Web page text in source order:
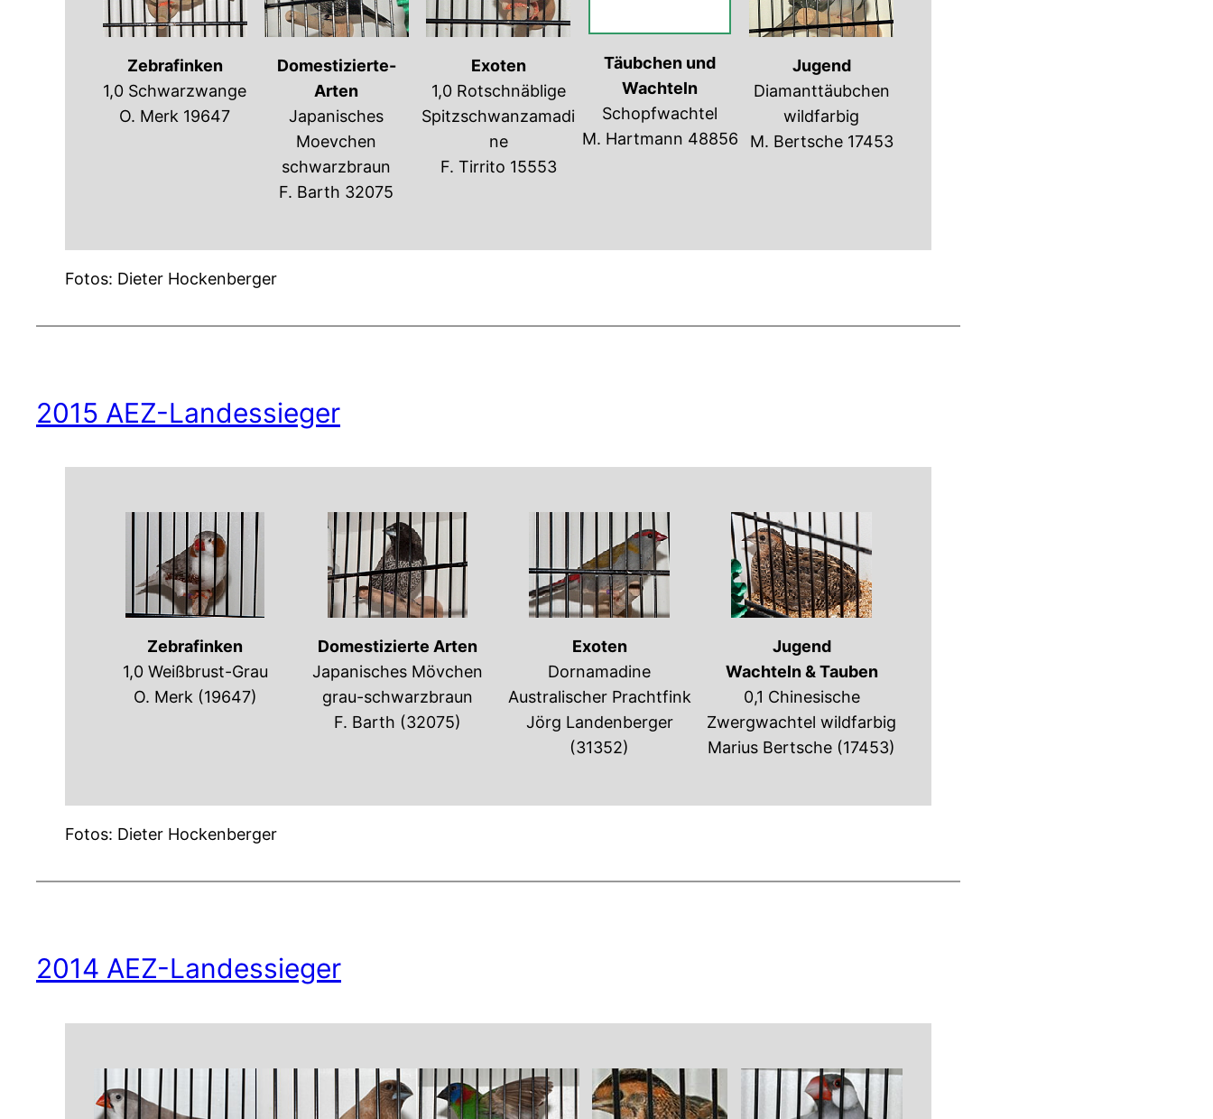
Zebrafinken
1,0 Schwarzwange
O. Merk 19647
Domestizierte-
Arten
Japanisches
Moevchen
schwarzbraun
F. Barth 32075
Exoten
1,0 Rotschnäblige
Spitzschwanzamadi
ne
F. Tirrito 15553
Täubchen und
Wachteln
Schopfwachtel
M. Hartmann 48856
Jugend
Diamanttäubchen
wildfarbig
M. Bertsche 17453
Fotos: Dieter Hockenberger
2015 AEZ-Landessieger
Zebrafinken
1,0 Weißbrust-Grau
O. Merk (19647)
Domestizierte Arten
Japanisches Mövchen
grau-schwarzbraun
F. Barth (32075)
Exoten
Dornamadine
Australischer Prachtfink
Jörg Landenberger
(31352)
Jugend
Wachteln & Tauben
0,1 Chinesische
Zwergwachtel wildfarbig
Marius Bertsche (17453)
Fotos: Dieter Hockenberger
2014 AEZ-Landessieger